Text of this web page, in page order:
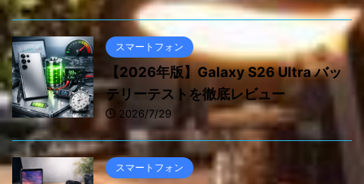
スマートフォン
【2026年版】Galaxy S26 Ultra バッ
テリーテストを徹底レビュー
2026/7/29
スマートフォン